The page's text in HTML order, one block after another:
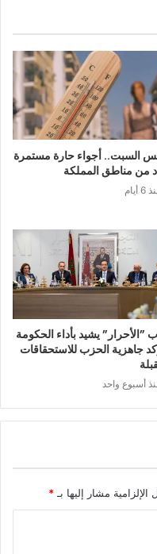
السبت.. أجواء حارة مستمرة
من مناطق المملكة
أيام
”الأحرار” يشيد بأداء الحكومة
جاهزية الحزب للاستحقاقات
أسبوع واحد
الإلزامية مشار إليها بـ *